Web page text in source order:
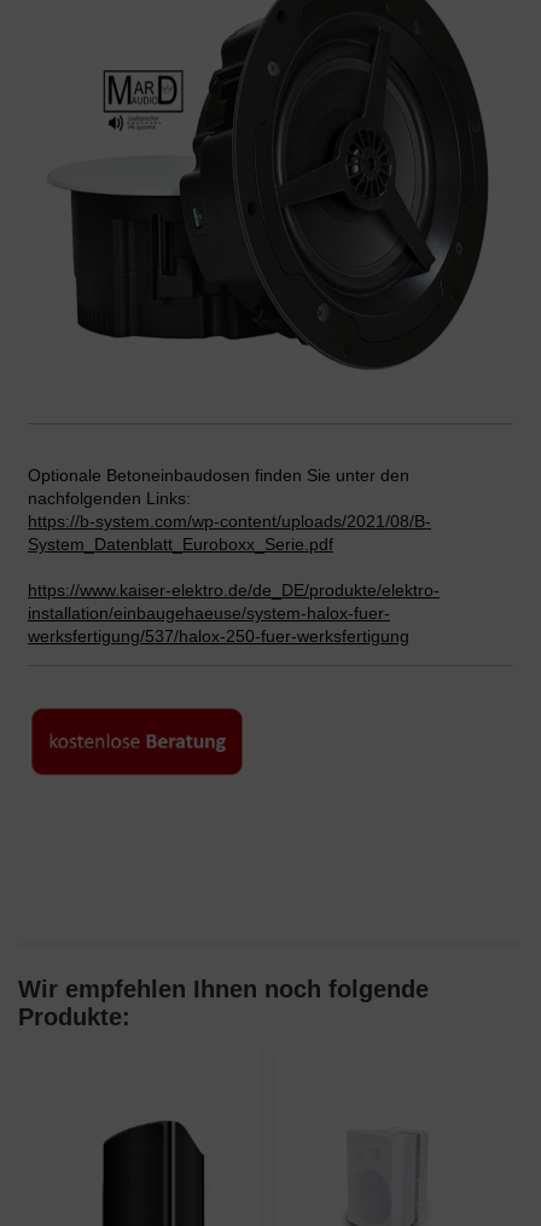
Optionale Betoneinbaudosen finden Sie unter den
nachfolgenden Links:
https://b-system.com/wp-content/uploads/2021/08/B-
System_Datenblatt_Euroboxx_ Serie.pdf
https://www.kaiser-elektro.de/de_DE/produkte/elektro-
installation/einbaugehaeuse/system-halox-fuer-
werksfertigung/537/halox-250-fuer-werksfertigung
Wir empfehlen Ihnen noch folgende
Produkte: